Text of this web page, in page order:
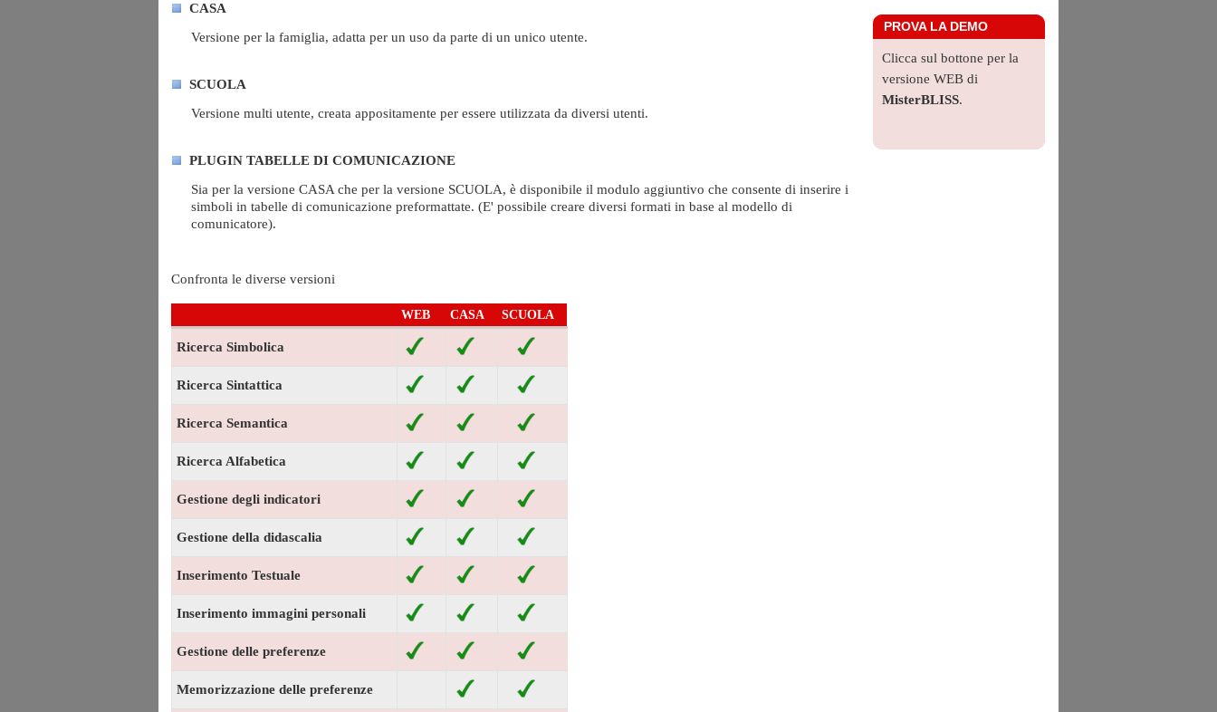
CASA
Versione per la famiglia, adatta per un uso da parte di un unico utente.
SCUOLA
Versione multi utente, creata appositamente per essere utilizzata da diversi utenti.
PLUGIN TABELLE DI COMUNICAZIONE
Sia per la versione CASA che per la versione SCUOLA, è disponibile il modulo aggiuntivo che consente di inserire i
simboli in tabelle di comunicazione preformattate. (E' possibile creare diversi formati in base al modello di
comunicatore).
Confronta le diverse versioni
WEB CASA SCUOLA
Ricerca Simbolica
Ricerca Sintattica
Ricerca Semantica
Ricerca Alfabetica
Gestione degli indicatori
Gestione della didascalia
Inserimento Testuale
Inserimento immagini personali
Gestione delle preferenze
Memorizzazione delle preferenze
PROVA LA DEMO
Clicca sul bottone per la
versione WEB di
MisterBLISS.